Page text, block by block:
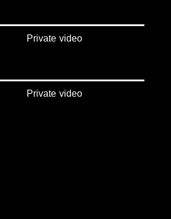
Private video
Private video